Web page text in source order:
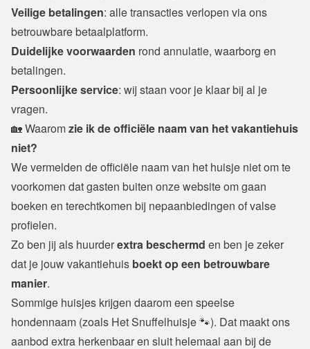
Veilige betalingen: alle transacties verlopen via ons
betrouwbare betaalplatform.
Duidelijke voorwaarden rond annulatie, waarborg en
betalingen.
Persoonlijke service: wij staan voor je klaar bij al je
vragen.
🏡 Waarom zie ik de officiële naam van het vakantiehuis
niet?
We vermelden de officiële naam van het huisje niet om te
voorkomen dat gasten buiten onze website om gaan
boeken en terechtkomen bij nepaanbiedingen of valse
profielen.
Zo ben jij als huurder extra beschermd en ben je zeker
dat je jouw vakantiehuis boekt op een betrouwbare
manier.
Sommige huisjes krijgen daarom een speelse
hondennaam (zoals Het Snuffelhuisje 🐾). Dat maakt ons
aanbod extra herkenbaar en sluit helemaal aan bij de